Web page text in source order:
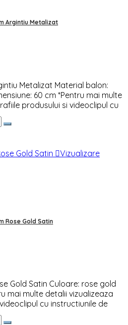
Argintiu Metalizat
Metalizat Material balon:
60 cm *Pentru mai multe
produsului si videoclipul cu
Vizualizare
Rose Gold Satin
Gold Satin Culoare: rose gold
mai multe detalii vizualizeaza
cu instructiunile de